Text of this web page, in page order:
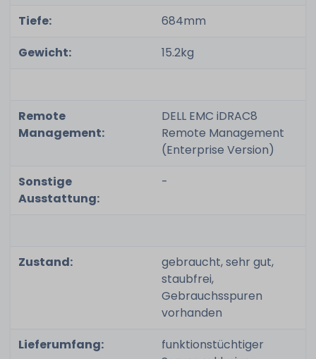
Tiefe:
684mm
Gewicht:
15.2kg
Remote
Management:
DELL EMC iDRAC8
Remote Management
(Enterprise Version)
Sonstige
Ausstattung:
-
Zustand:
gebraucht, sehr gut,
staubfrei,
Gebrauchsspuren
vorhanden
Lieferumfang:
funktionstüchtiger